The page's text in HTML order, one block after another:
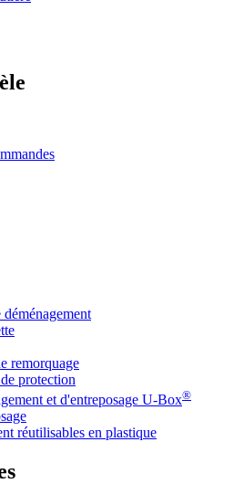
remorquage
protection
et d'entreposage U-Box®
réutilisables en plastique